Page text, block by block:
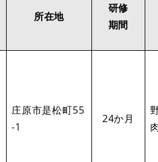
所在地
研修
期間
庄原市是松町55
-1
24か月